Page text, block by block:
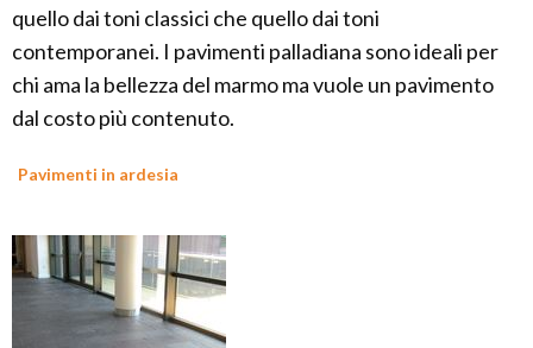
quello dai toni classici che quello dai toni
contemporanei. I pavimenti palladiana sono ideali per
chi ama la bellezza del marmo ma vuole un pavimento
dal costo più contenuto.
Pavimenti in ardesia